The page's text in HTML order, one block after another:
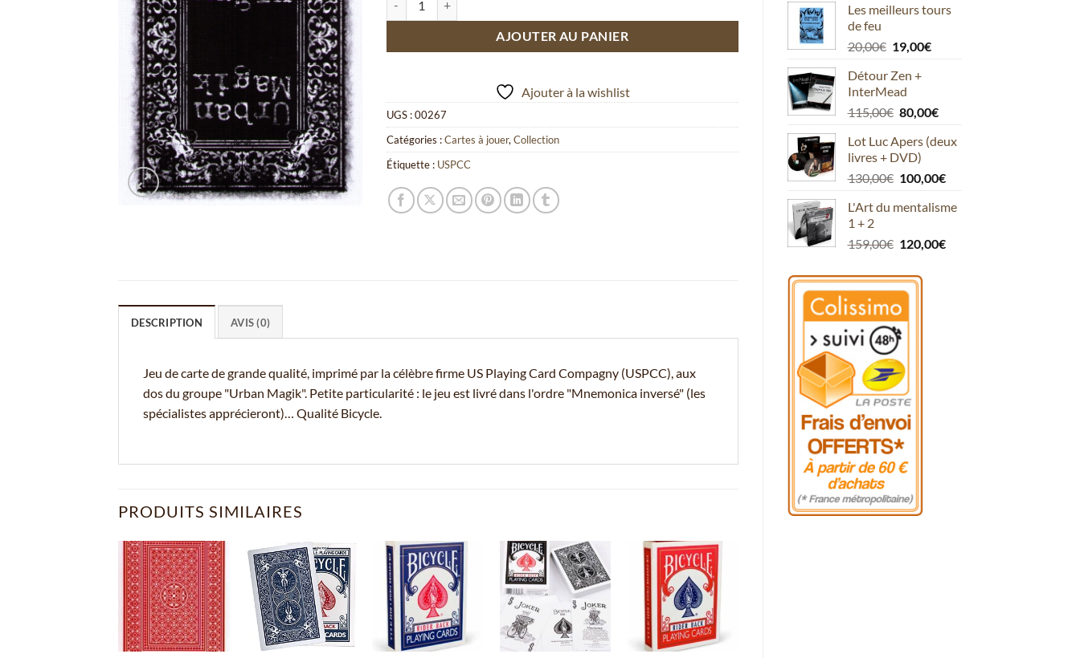
initial
45,00€.
actuel
40,00€.
Les meilleurs tours
de feu
20,00€ Le
initial
était :
20,00€.
19,00€Le
19,00€.
Détour Zen +
InterMead
115,00€ Le
initial
était :
115,00€.
80,00€Le
actuel
80,00€.
Lot Luc Apers (deux
livres + DVD)
130,00€ Le
initial
130,00€.
100,00€Le
actuel
100,00€.
L'Art du mentalisme
1 + 2
159,00€ Le
initial
était :
159,00€.
120,00€Le
AJOUTER AU PANIER
Ajouter à la wishlist
UGS :00267
Catégories :Cartes à jouer, Collection
Étiquette : USPCC
DESCRIPTION AVIS (0)
Jeu de carte de grande qualité, imprimé par la célèbre firme US Playing Card Compagny (USPCC), aux
dos du groupe "Urban Magik". Petite particularité : le jeu est livré dans l'ordre "Mnemonica inversé" (les
spécialistes apprécieront)… Qualité Bicycle.
PRODUITS SIMILAIRES
Ajouter
à la
wishlist
Ajouter
à la
wishlist
Ajouter
à la
wishlist
Ajouter
à la
wishlist
Ajouter
à la
wishlist